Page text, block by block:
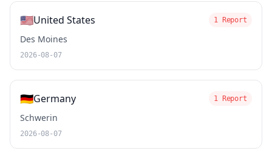
🇺🇸United States 1 Report
Des Moines
2026-08-07
🇩🇪Germany 1 Report
Schwerin
2026-08-07